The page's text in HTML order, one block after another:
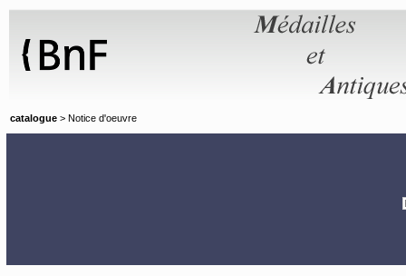
catalogue > Notice d'oeuvre